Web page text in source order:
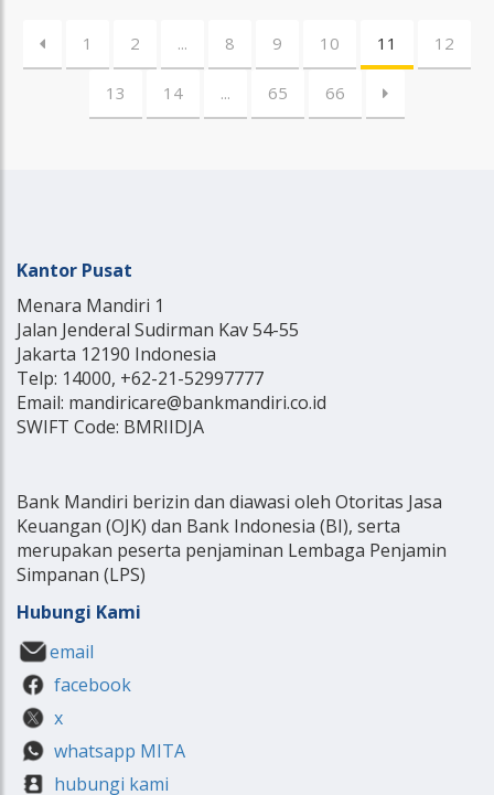
1 2 ... 8 9 10 11 12
13 14 ... 65 66
Kantor Pusat
Menara Mandiri 1
Jalan Jenderal Sudirman Kav 54-55
Jakarta 12190 Indonesia
Telp: 14000, +62-21-52997777
Email: mandiricare@bankmandiri.co.id
SWIFT Code: BMRIIDJA
Bank Mandiri berizin dan diawasi oleh Otoritas Jasa
Keuangan (OJK) dan Bank Indonesia (BI), serta
merupakan peserta penjaminan Lembaga Penjamin
Simpanan (LPS)
Hubungi Kami
email
facebook
x
whatsapp MITA
hubungi kami